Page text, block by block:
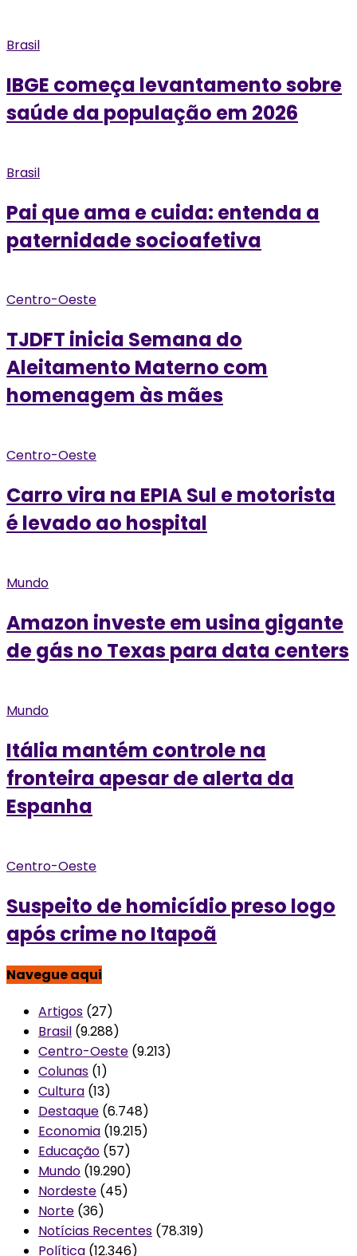
Brasil
IBGE começa levantamento sobre
saúde da população em 2026
Brasil
Pai que ama e cuida: entenda a
paternidade socioafetiva
Centro-Oeste
TJDFT inicia Semana do
Aleitamento Materno com
homenagem às mães
Centro-Oeste
Carro vira na EPIA Sul e motorista
é levado ao hospital
Mundo
Amazon investe em usina gigante
de gás no Texas para data centers
Mundo
Itália mantém controle na
fronteira apesar de alerta da
Espanha
Centro-Oeste
Suspeito de homicídio preso logo
após crime no Itapoã
Navegue aqui
Artigos (27)
Brasil (9.288)
Centro-Oeste (9.213)
Colunas (1)
Cultura (13)
Destaque (6.748)
Economia (19.215)
Educação (57)
Mundo (19.290)
Nordeste (45)
Norte (36)
Notícias Recentes (78.319)
Política (12.346)